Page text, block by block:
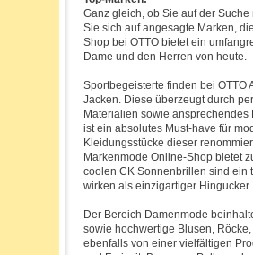
Ganz gleich, ob Sie auf der
Sie sich auf angesagte Marken,
Shop bei OTTO bietet ein
Dame und den Herren von heute.
Sportbegeisterte finden bei OTTO
Jacken. Diese überzeugt durch
Materialien sowie
ist ein absolutes Must-have für
Kleidungsstücke dieser
Markenmode Online-Shop bietet
coolen CK Sonnenbrillen sind ein
wirken als einzigartiger
Der Bereich Damenmode
sowie hochwertige Blusen,
ebenfalls von einer vielfältigen